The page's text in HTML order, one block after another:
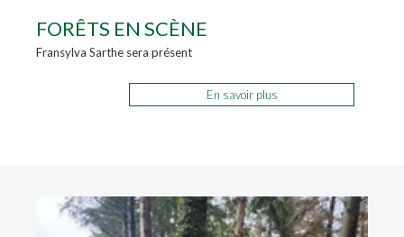
FORÊTS EN SCÈNE
Fransylva Sarthe sera présent
En savoir plus